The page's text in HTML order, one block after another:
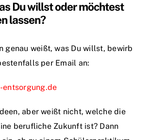
Du willst oder möchtest
lassen?
genau weißt, was Du willst, bewirb
per Email an:
entsorgung.de
aber weißt nicht, welche die
berufliche Zukunft ist? Dann